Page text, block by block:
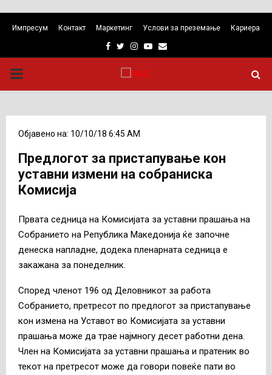
Импресум Контакт Маркетинг Услови за преземање Кариера
Facebook
TwitterInstagram
Youtube
Email
PRIMARY
Објавено на: 10/10/18 6:45 AM
Предлогот за пристапување кон
уставни измени на собраниска
Комисија
Првата седница на Комисијата за уставни прашања на
Собранието на Република Македонија ќе започне
денеска напладне, додека пленарната седница е
закажана за понеделник.
Според членот 196 од Деловникот за работа
Собранието, претресот по предлогот за пристапување
кон измена на Уставот во Комисијата за уставни
прашања може да трае најмногу десет работни дена.
Член на Комисијата за уставни прашања и пратеник во
текот на претресот може да говори повеќе пати во